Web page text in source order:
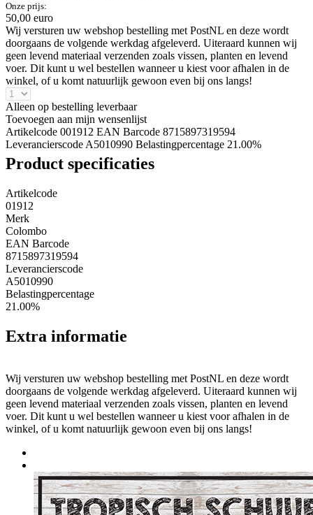
Onze prijs:
50,00 euro
Wij versturen uw webshop bestelling met PostNL en deze wordt
doorgaans de volgende werkdag afgeleverd. Uiteraard kunnen wij
geen levend materiaal verzenden zoals vissen, planten en levend
voer. Dit kunt u wel bestellen wanneer u kiest voor afhalen in de
winkel, of u komt natuurlijk gewoon even bij ons langs!
Alleen op bestelling leverbaar
Toevoegen aan mijn wensenlijst
Artikelcode 001912 EAN Barcode 8715897319594
Leverancierscode A5010990 Belastingpercentage 21.00%
Product specificaties
Artikelcode
01912
Merk
Colombo
EAN Barcode
8715897319594
Leverancierscode
A5010990
Belastingpercentage
21.00%
Extra informatie
Wij versturen uw webshop bestelling met PostNL en deze wordt
doorgaans de volgende werkdag afgeleverd. Uiteraard kunnen wij
geen levend materiaal verzenden zoals vissen, planten en levend
voer. Dit kunt u wel bestellen wanneer u kiest voor afhalen in de
winkel, of u komt natuurlijk gewoon even bij ons langs!